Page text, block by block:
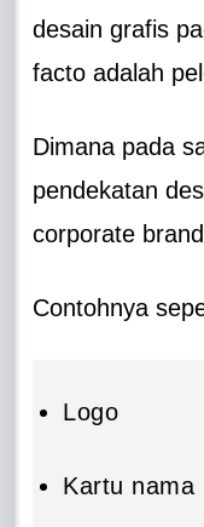
desain grafis
facto adalah
Dimana pada
pendekatan
corporate
Contohnya
Logo
Kartu nama